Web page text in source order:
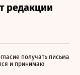
получать письма
и принимаю